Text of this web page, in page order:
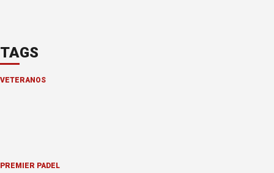
TAGS
VETERANOS
PREMIER PÁDEL